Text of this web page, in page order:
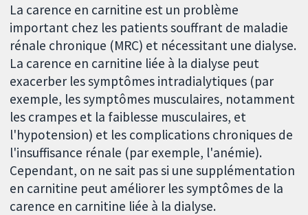
La carence en carnitine est un problème
important chez les patients souffrant de maladie
rénale chronique (MRC) et nécessitant une dialyse.
La carence en carnitine liée à la dialyse peut
exacerber les symptômes intradialytiques (par
exemple, les symptômes musculaires, notamment
les crampes et la faiblesse musculaires, et
l'hypotension) et les complications chroniques de
l'insuffisance rénale (par exemple, l'anémie).
Cependant, on ne sait pas si une supplémentation
en carnitine peut améliorer les symptômes de la
carence en carnitine liée à la dialyse.